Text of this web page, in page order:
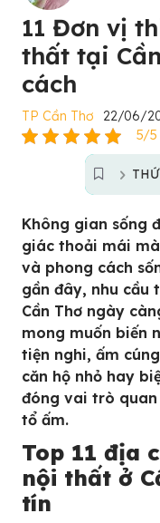
11 Đơn vị
thất tại
cách
TP Cần Thơ
22/06/
5/5
Không gian sống
giác thoải mái
và phong cách
gần đây, nhu cầu
Cần Thơ ngày
mong muốn biến
tiện nghi, ấm
căn hộ nhỏ hay
đóng vai trò
tổ ấm.
Top 11 địa
nội thất ở
tín